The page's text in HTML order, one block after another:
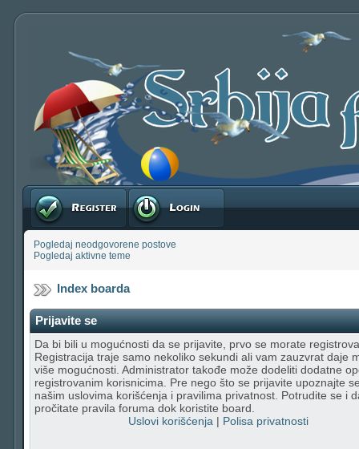
Registruj se Prijavite se
Pogledaj neodgovorene postove
Pogledaj aktivne teme
Index boarda
Prijavite se
Da bi bili u mogućnosti da se prijavite, prvo se morate
Registracija traje samo nekoliko sekundi ali vam zauzvrat daje
više mogućnosti. Administrator takođe može dodeliti dodatne
registrovanim korisnicima. Pre nego što se prijavite upoznajte
našim uslovima korišćenja i pravilima privatnost. Potrudite se i
pročitate pravila foruma dok koristite board.
Uslovi korišćenja | Polisa privatnosti